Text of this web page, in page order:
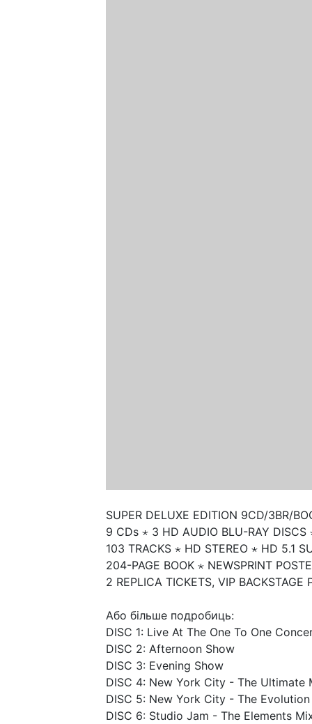
SUPER DELUXE EDITION 9CD/3BR/
9 CDs ⋆ 3 HD AUDIO BLU-RAY DISCS
103 TRACKS ⋆ HD STEREO ⋆ HD 5.1
204-PAGE BOOK ⋆ NEWSPRINT
2 REPLICA TICKETS, VIP
Або більше подробиць:
DISC 1: Live At The One To One
DISC 2: Afternoon Show
DISC 3: Evening Show
DISC 4: New York City - The Ultimate
DISC 5: New York City - The
DISC 6: Studio Jam - The Elements